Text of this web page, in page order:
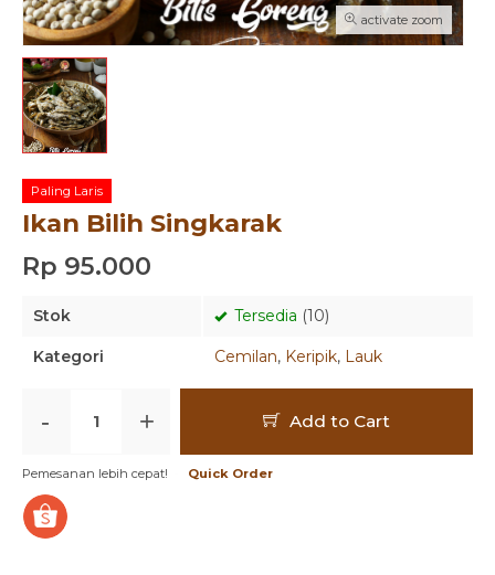
activate zoom
Paling Laris
Ikan Bilih Singkarak
Rp 95.000
Stok Tersedia (10)
Kategori Cemilan, Keripik, Lauk
- + Add to Cart
Pemesanan lebih cepat! Quick Order